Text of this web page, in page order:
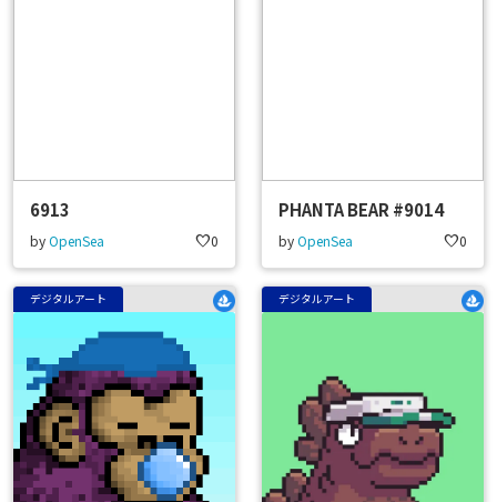
6913
byOpenSea favorite0
PHANTA BEAR #9014
byOpenSea favorite0
デジタルアート デジタルアート